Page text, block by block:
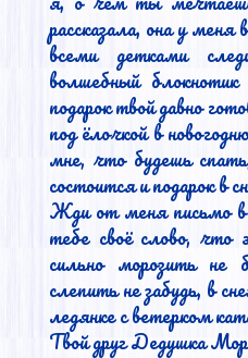
рассказала, она у
всеми детками
волшебный
подарок твой давно
под ёлочкой в
мне, что будешь
состоится и подарок в
Жди от меня письмо
тебе своё слово, что
сильно морозить не
слепить не забудь, в
ледянке с ветерком
Твой друг Дедушка